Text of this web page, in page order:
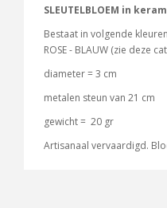
SLEUTELBLOEM in
Bestaat in volgende kleuren:
ROSE - BLAUW (zie deze
diameter = 3 cm
metalen steun van 21 cm
gewicht = 20 gr
Artisanaal vervaardigd.